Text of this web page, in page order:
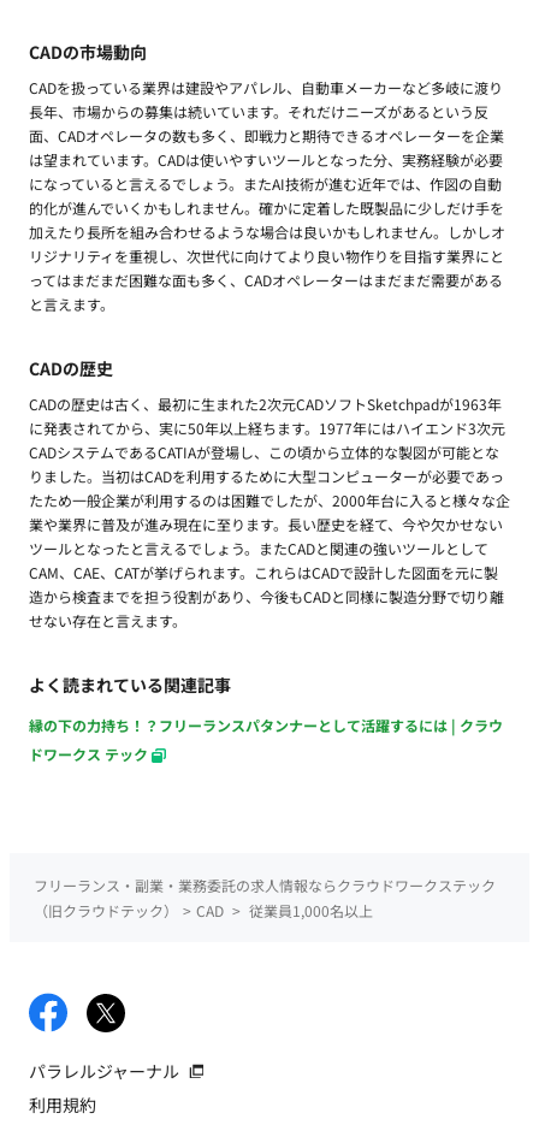
CADの市場動向
CADを扱っている業界は建設やアパレル、自動車メーカーなど多岐に渡り
長年、市場からの募集は続いています。それだけニーズがあるという反
面、CADオペレータの数も多く、即戦力と期待できるオペレーターを企業
は望まれています。CADは使いやすいツールとなった分、実務経験が必要
になっていると言えるでしょう。またAI技術が進む近年では、作図の自動
的化が進んでいくかもしれません。確かに定着した既製品に少しだけ手を
加えたり長所を組み合わせるような場合は良いかもしれません。しかしオ
リジナリティを重視し、次世代に向けてより良い物作りを目指す業界にと
ってはまだまだ困難な面も多く、CADオペレーターはまだまだ需要がある
と言えます。
CADの歴史
CADの歴史は古く、最初に生まれた2次元CADソフトSketchpadが1963年
に発表されてから、実に50年以上経ちます。1977年にはハイエンド3次元
CADシステムであるCATIAが登場し、この頃から立体的な製図が可能とな
りました。当初はCADを利用するために大型コンピューターが必要であっ
たため一般企業が利用するのは困難でしたが、2000年台に入ると様々な企
業や業界に普及が進み現在に至ります。長い歴史を経て、今や欠かせない
ツールとなったと言えるでしょう。またCADと関連の強いツールとして
CAM、CAE、CATが挙げられます。これらはCADで設計した図面を元に製
造から検査までを担う役割があり、今後もCADと同様に製造分野で切り離
せない存在と言えます。
よく読まれている関連記事
縁の下の力持ち！？フリーランスパタンナーとして活躍するには | クラウ
ドワークス テック
フリーランス・副業・業務委託の求人情報ならクラウドワークステック
（旧クラウドテック）
> CAD > 従業員1,000名以上
パラレルジャーナル
利用規約